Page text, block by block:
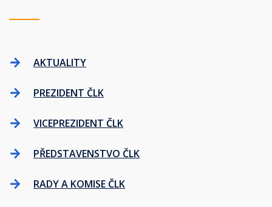
AKTUALITY
PREZIDENT ČLK
VICEPREZIDENT ČLK
PŘEDSTAVENSTVO ČLK
RADY A KOMISE ČLK